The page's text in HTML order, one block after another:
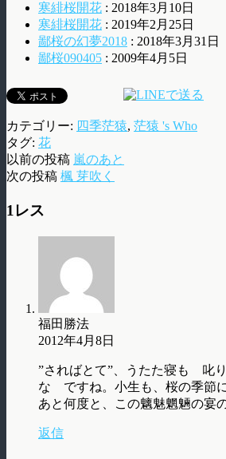
寒緋桜開花 : 2018年3月10日
寒緋桜開花 : 2019年2月25日
鄙桜の幻夢2018 : 2018年3月31日
鄙桜090405 : 2009年4月5日
カテゴリー: 四季茫猿, 茫猿 's Who
タグ: 花
以前の投稿 嵐のあと
次の投稿 楓 芽吹く
1レス
福田勝法
2012年4月8日
”さればとて”、うたた寝も 叱
な ですね。小生も、桜の季節
あと何度と、この魑魅魍魎の宴
返信